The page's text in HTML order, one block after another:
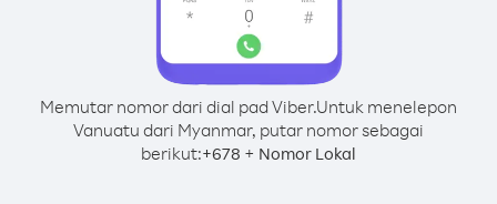
Memutar nomor dari dial pad Viber.Untuk menelepon
Vanuatu dari Myanmar, putar nomor sebagai
berikut:+678 + Nomor Lokal